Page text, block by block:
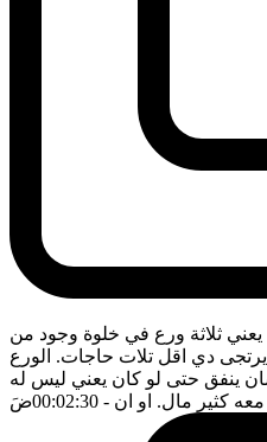
يعني ثلاثة ورع في خلوة وجود من
دي اقل تلات حاجات. الورع
ينفق حتى لو كان يعني ليس له
معه كثير مال. او ان - 00:02:30 ضَ